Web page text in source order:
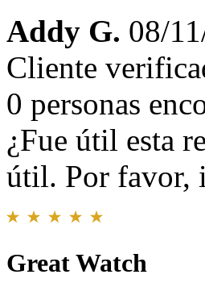
Addy G. 08/
Cliente
0 personas
¿Fue útil esta
útil. Por favor,
Great Watch